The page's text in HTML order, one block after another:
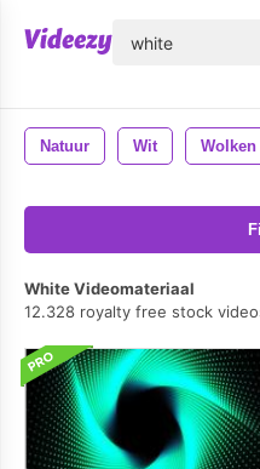
Natuur Wit Wolken
White Videomateriaal
12.328 royalty free stock